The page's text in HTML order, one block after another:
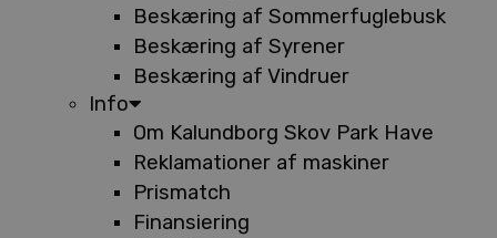
Beskæring af Sommerfuglebusk
Beskæring af Syrener
Beskæring af Vindruer
Info
Om Kalundborg Skov Park Have
Reklamationer af maskiner
Prismatch
Finansiering